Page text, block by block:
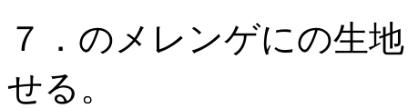
７．のメレンゲにの生
せる。